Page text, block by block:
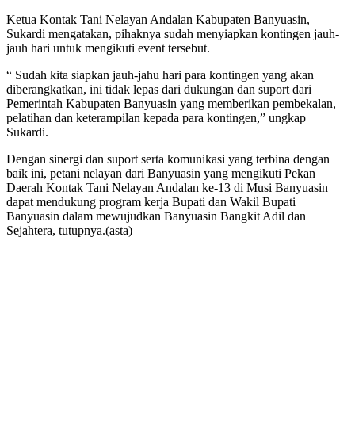
Ketua Kontak Tani Nelayan Andalan Kabupaten Banyuasin,
Sukardi mengatakan, pihaknya sudah menyiapkan kontingen jauh-
jauh hari untuk mengikuti event tersebut.
“ Sudah kita siapkan jauh-jahu hari para kontingen yang akan
diberangkatkan, ini tidak lepas dari dukungan dan suport dari
Pemerintah Kabupaten Banyuasin yang memberikan pembekalan,
pelatihan dan keterampilan kepada para kontingen,” ungkap
Sukardi.
Dengan sinergi dan suport serta komunikasi yang terbina dengan
baik ini, petani nelayan dari Banyuasin yang mengikuti Pekan
Daerah Kontak Tani Nelayan Andalan ke-13 di Musi Banyuasin
dapat mendukung program kerja Bupati dan Wakil Bupati
Banyuasin dalam mewujudkan Banyuasin Bangkit Adil dan
Sejahtera, tutupnya.(asta)